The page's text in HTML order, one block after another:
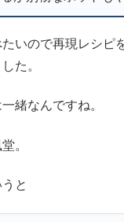
いので再現レシピ
た。
緒なんですね。
。
と